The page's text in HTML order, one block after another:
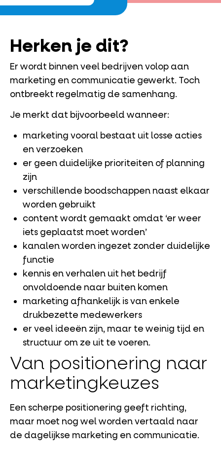
Herken je dit?
Er wordt binnen veel bedrijven volop aan
marketing en communicatie gewerkt. Toch
ontbreekt regelmatig de samenhang.
Je merkt dat bijvoorbeeld wanneer:
marketing vooral bestaat uit losse acties
en verzoeken
er geen duidelijke prioriteiten of planning
zijn
verschillende boodschappen naast elkaar
worden gebruikt
content wordt gemaakt omdat ‘er weer
iets geplaatst moet worden’
kanalen worden ingezet zonder duidelijke
functie
kennis en verhalen uit het bedrijf
onvoldoende naar buiten komen
marketing afhankelijk is van enkele
drukbezette medewerkers
er veel ideeën zijn, maar te weinig tijd en
structuur om ze uit te voeren.
Van positionering naar
marketingkeuzes
Een scherpe positionering geeft richting,
maar moet nog wel worden vertaald naar
de dagelijkse marketing en communicatie.